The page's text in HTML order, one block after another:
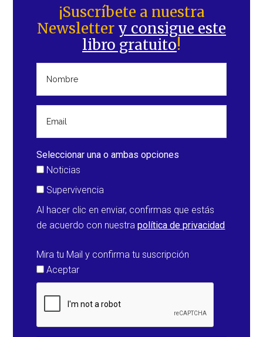
Mackay,
en
Australia
lateral
principal
¡Suscríbete a nuestra
Newsletter y consigue este
libro gratuito!
Seleccionar una o ambas opciones
Noticias
Supervivencia
Al hacer clic en enviar, confirmas que estás
de acuerdo con nuestrapolítica de privacidad
Mira tu Mail y confirma tu suscripción
Aceptar